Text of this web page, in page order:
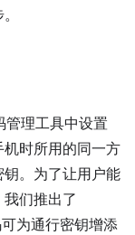
理工具中设置
时所用的同一方
。为了让用户能
们推出了
为通行密钥增添